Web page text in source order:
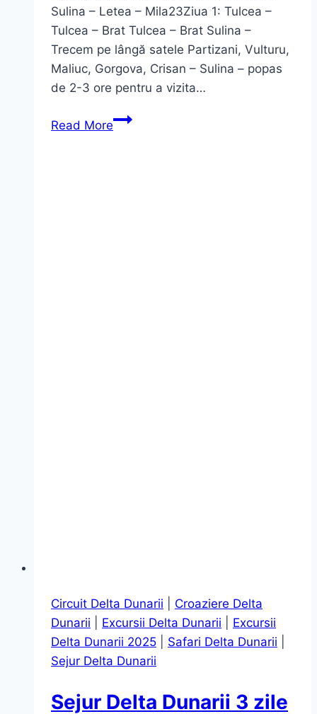
Sulina – Letea – Mila23Ziua 1: Tulcea –
Tulcea – Brat Tulcea – Brat Sulina –
Trecem pe lângă satele Partizani, Vulturu,
Maliuc, Gorgova, Crisan – Sulina – popas
de 2-3 ore pentru a vizita…
Read MoreExcursii
Circuit Delta Dunarii
Croaziere Delta
Dunarii
Excursii Delta Dunarii
Excursii
Delta Dunarii 2025
Safari Delta Dunarii
Sejur Delta Dunarii
Sejur Delta Dunarii 3 zile